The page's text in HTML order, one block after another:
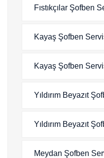
Fıstıkçılar Şofben
Kayaş Şofben
Kayaş Şofben
Yıldırım Beyazıt
Yıldırım Beyazıt
Meydan Şofben